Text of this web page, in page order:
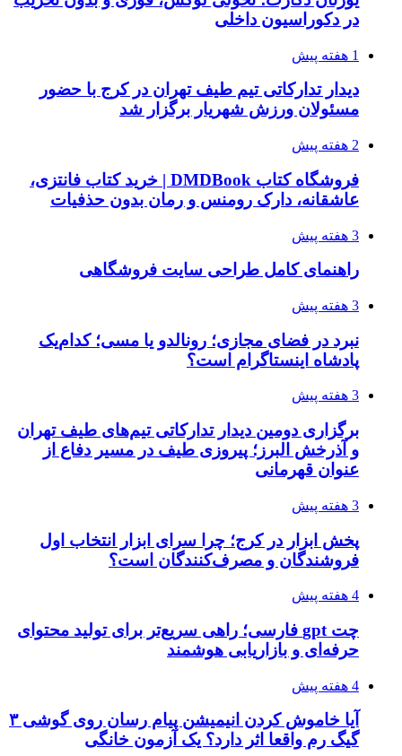
در دکوراسیون داخلی
1 هفته پیش
دیدار تدارکاتی تیم طیف تهران در کرج با حضور
مسئولان ورزش شهریار برگزار شد
2 هفته پیش
فروشگاه کتاب DMDBook | خرید کتاب فانتزی،
عاشقانه، دارک رومنس و رمان بدون حذفیات
3 هفته پیش
راهنمای کامل طراحی سایت فروشگاهی
3 هفته پیش
نبرد در فضای مجازی؛ رونالدو یا مسی؛ کدام‌یک
پادشاه اینستاگرام است؟
3 هفته پیش
برگزاری دومین دیدار تدارکاتی تیم‌های طیف تهران
و آذرخش البرز؛ پیروزی طیف در مسیر دفاع از
عنوان قهرمانی
3 هفته پیش
پخش ابزار در کرج؛ چرا سرای ابزار انتخاب اول
فروشندگان و مصرف‌کنندگان است؟
4 هفته پیش
چت gpt فارسی؛ راهی سریع‌تر برای تولید محتوای
حرفه‌ای و بازاریابی هوشمند
4 هفته پیش
آیا خاموش کردن انیمیشن پیام رسان روی گوشی ۳
گیگ رم واقعا اثر دارد؟ یک آزمون خانگی